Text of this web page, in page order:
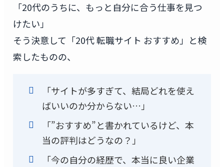
「20代のうちに、もっと自分に合う仕事を見つ
けたい」
そう決意して「20代 転職サイト おすすめ」と検
索したものの、
「サイトが多すぎて、結局どれを使え
ばいいのか分からない…」
「”おすすめ”と書かれているけど、本
当の評判はどうなの？」
「今の自分の経歴で、本当に良い企業